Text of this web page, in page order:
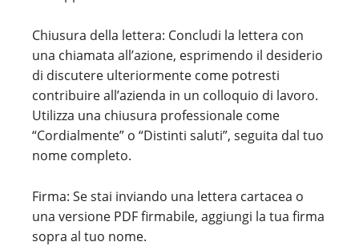
Chiusura della lettera: Concludi la lettera con
una chiamata all’azione, esprimendo il desiderio
di discutere ulteriormente come potresti
contribuire all’azienda in un colloquio di lavoro.
Utilizza una chiusura professionale come
“Cordialmente” o “Distinti saluti”, seguita dal tuo
nome completo.
Firma: Se stai inviando una lettera cartacea o
una versione PDF firmabile, aggiungi la tua firma
sopra al tuo nome.